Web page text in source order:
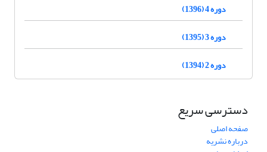
دوره 4 (1396)
دوره 3 (1395)
دوره 2 (1394)
دسترسی سریع
صفحه اصلی
درباره نشریه